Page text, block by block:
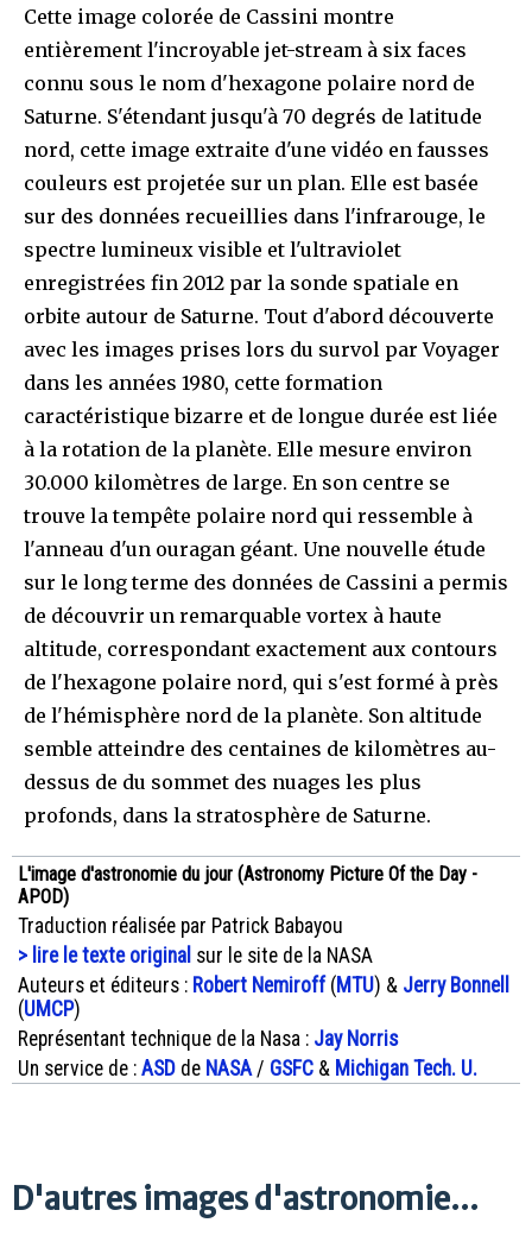
Cette image colorée de Cassini montre
entièrement l'incroyable jet-stream à six faces
connu sous le nom d'hexagone polaire nord de
Saturne. S'étendant jusqu'à 70 degrés de latitude
nord, cette image extraite d'une vidéo en fausses
couleurs est projetée sur un plan. Elle est basée
sur des données recueillies dans l'infrarouge, le
spectre lumineux visible et l'ultraviolet
enregistrées fin 2012 par la sonde spatiale en
orbite autour de Saturne. Tout d'abord découverte
avec les images prises lors du survol par Voyager
dans les années 1980, cette formation
caractéristique bizarre et de longue durée est liée
à la rotation de la planète. Elle mesure environ
30.000 kilomètres de large. En son centre se
trouve la tempête polaire nord qui ressemble à
l'anneau d'un ouragan géant. Une nouvelle étude
sur le long terme des données de Cassini a permis
de découvrir un remarquable vortex à haute
altitude, correspondant exactement aux contours
de l'hexagone polaire nord, qui s'est formé à près
de l'hémisphère nord de la planète. Son altitude
semble atteindre des centaines de kilomètres au-
dessus de du sommet des nuages les plus
profonds, dans la stratosphère de Saturne.
L'image d'astronomie du jour (Astronomy Picture Of the Day -
APOD)
Traduction réalisée par Patrick Babayou
> lire le texte original sur le site de la NASA
Auteurs et éditeurs : Robert Nemiroff(MTU) & Jerry Bonnell
(UMCP)
Représentant technique de la Nasa : Jay Norris
Un service de : ASD de NASA / GSFC & Michigan Tech. U.
D'autres images d'astronomie...